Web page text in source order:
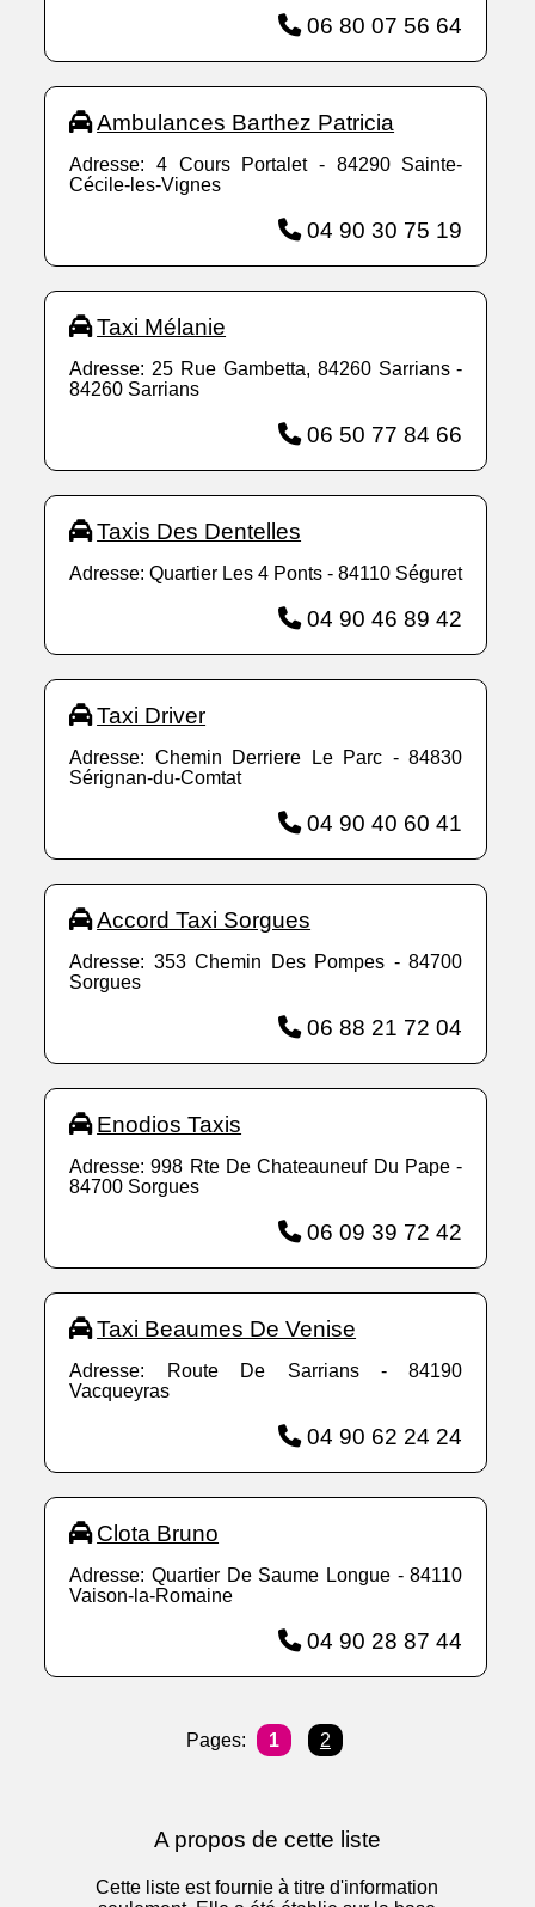
06 80 07 56 64
Ambulances Barthez Patricia
Adresse: 4 Cours Portalet - 84290 Sainte-
Cécile-les-Vignes
04 90 30 75 19
Taxi Mélanie
Adresse: 25 Rue Gambetta, 84260 Sarrians -
84260 Sarrians
06 50 77 84 66
Taxis Des Dentelles
Adresse: Quartier Les 4 Ponts - 84110 Séguret
04 90 46 89 42
Taxi Driver
Adresse: Chemin Derriere Le Parc - 84830
Sérignan-du-Comtat
04 90 40 60 41
Accord Taxi Sorgues
Adresse: 353 Chemin Des Pompes - 84700
Sorgues
06 88 21 72 04
Enodios Taxis
Adresse: 998 Rte De Chateauneuf Du Pape -
84700 Sorgues
06 09 39 72 42
Taxi Beaumes De Venise
Adresse: Route De Sarrians - 84190
Vacqueyras
04 90 62 24 24
Clota Bruno
Adresse: Quartier De Saume Longue - 84110
Vaison-la-Romaine
04 90 28 87 44
Pages: 1 2
A propos de cette liste
Cette liste est fournie à titre d'information